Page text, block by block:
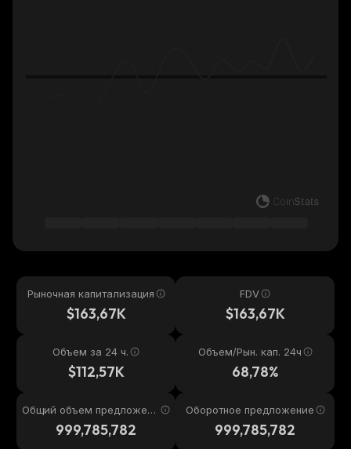
Рыночная капитализация
$163,67K
FDV
$163,67K
Объем за 24 ч.
$112,57K
Объем/Рын. кап. 24ч
68,78%
Общий объем предложени
999,785,782
Оборотное предложение
999,785,782